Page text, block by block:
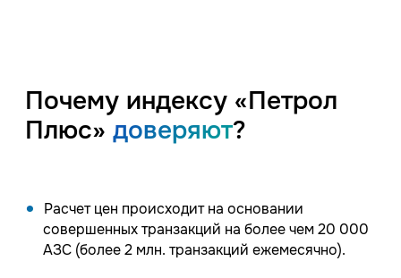
Почему индексу «Петрол
Плюс» доверяют?
Расчет цен происходит на основании
совершенных транзакций на более чем 20 000
АЗС (более 2 млн. транзакций ежемесячно).